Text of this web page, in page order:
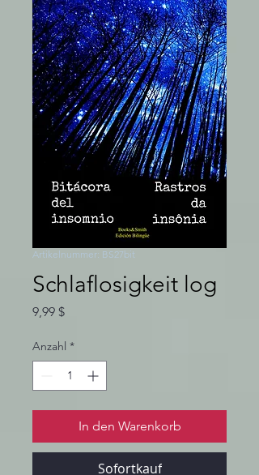
Artikelnummer: BS27bit
Schlaflosigkeit log
9,99 $Preis
Anzahl *
In den Warenkorb
Sofortkauf